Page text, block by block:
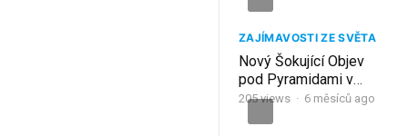
ZAJÍMAVOSTI ZE SVĚTA
Nový Šokující Objev
pod Pyramidami v
Gíze! Tisíce Let Skryté
205views · 6 měsíců ago